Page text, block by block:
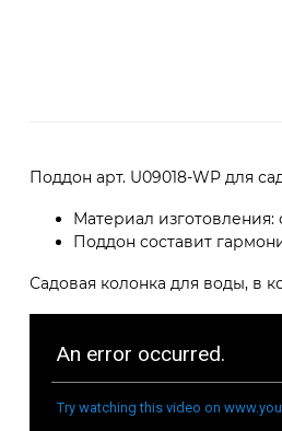
Поддон арт. U09018-WP для
Материал изготовления:
Поддон составит
Садовая колонка для воды, в